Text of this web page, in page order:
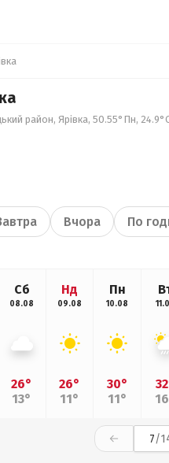
район, Ярівка, 50.55°Пн,
Вчора По
Сб
08.08
26°
13°
Нд
09.08
26°
11°
Пн
10.08
30°
11°
7/